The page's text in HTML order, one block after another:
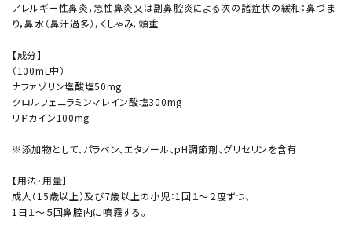
アレルギー性鼻炎，急性鼻炎又は副鼻腔炎による次の諸症状の緩和：鼻づま
り，鼻水（鼻汁過多），くしゃみ，頭重
【成分】
（100mL中）
ナファゾリン塩酸塩50mg
クロルフェニラミンマレイン酸塩300mg
リドカイン100mg
※添加物として、パラベン、エタノール、pH調節剤、グリセリンを含有
【用法・用量】
成人（15歳以上）及び7歳以上の小児：1回１〜２度ずつ、
1日１〜５回鼻腔内に噴霧する。